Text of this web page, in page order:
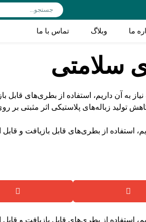
ما وبلاگ تماس با ما
سلامتی
استفاده از بطری‌های قابل بازیافت و
استفاده از بطری‌های قابل بازیافت و